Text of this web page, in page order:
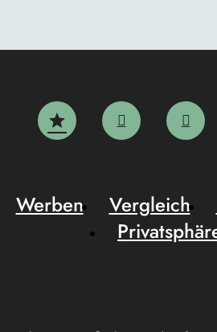
Werben Vergleich